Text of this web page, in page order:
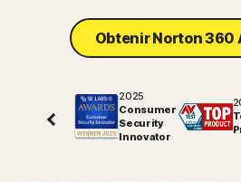
Obtenir Norton 360
2025
Consumer
Security
Innovator